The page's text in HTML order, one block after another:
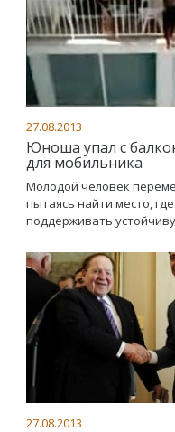
27.08.2013
Юноша упал с
для мобильника
Молодой человек
пытаясь найти место,
поддерживать
27.08.2013